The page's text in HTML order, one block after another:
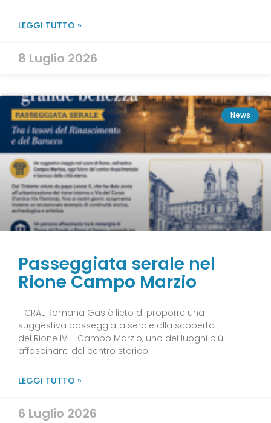
LEGGI TUTTO »
8 Luglio 2026
News
Passeggiata serale nel
Rione Campo Marzio
Il CRAL Romana Gas è lieto di proporre una
suggestiva passeggiata serale alla scoperta
del Rione IV – Campo Marzio, uno dei luoghi più
affascinanti del centro storico
LEGGI TUTTO »
6 Luglio 2026